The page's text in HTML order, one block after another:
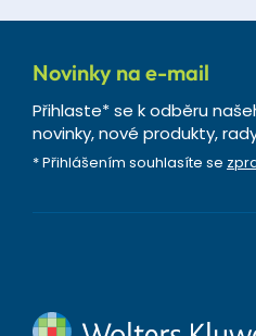
Novinky na e-mail
Přihlaste* se k odběru
novinky, nové produkty,
* Přihlášením souhlasíte se